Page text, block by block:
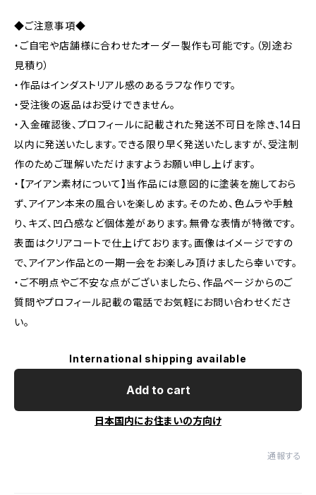
◆ご注意事項◆
・ご自宅や店舗様に合わせたオーダー製作も可能です。（別途お
見積り）
・作品はインダストリアル感のあるラフな作りです。
・受注後の返品はお受けできません。
・入金確認後、プロフィールに記載された発送不可日を除き、14日
以内に発送いたします。できる限り早く発送いたしますが、受注制
作のためご理解いただけますようお願い申し上げます。
・【アイアン素材について】当作品には意図的に塗装を施しておら
ず、アイアン本来の風合いを楽しめます。そのため、色ムラや手触
り、キズ、凹凸感など個体差があります。無骨な表情が特徴です。
表面はクリアコートで仕上げております。画像はイメージですの
で、アイアン作品との一期一会をお楽しみ頂けましたら幸いです。
・ご不明点やご不安な点がございましたら、作品ページからのご
質問やプロフィール記載の電話でお気軽にお問い合わせくださ
い。
International shipping available
Add to cart
日本国内にお住まいの方向け
通報する